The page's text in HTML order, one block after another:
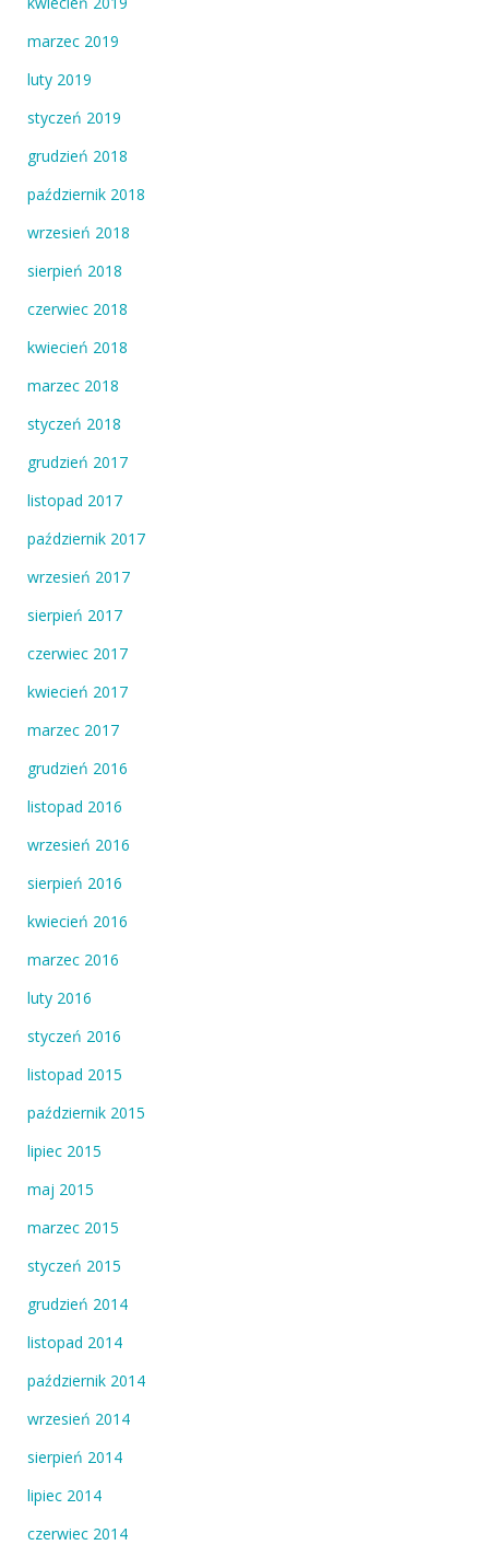
marzec 2019
luty 2019
styczeń 2019
grudzień 2018
październik 2018
wrzesień 2018
sierpień 2018
czerwiec 2018
kwiecień 2018
marzec 2018
styczeń 2018
grudzień 2017
listopad 2017
październik 2017
wrzesień 2017
sierpień 2017
czerwiec 2017
kwiecień 2017
marzec 2017
grudzień 2016
listopad 2016
wrzesień 2016
sierpień 2016
kwiecień 2016
marzec 2016
luty 2016
styczeń 2016
listopad 2015
październik 2015
lipiec 2015
maj 2015
marzec 2015
styczeń 2015
grudzień 2014
listopad 2014
październik 2014
wrzesień 2014
sierpień 2014
lipiec 2014
czerwiec 2014